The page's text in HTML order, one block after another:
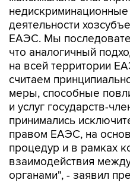
недискриминационные
деятельности
ЕАЭС. Мы
что аналогичный
на всей территории
считаем
меры, способные
и услуг государств-
принимались
правом ЕАЭС, на
процедур и в рамках
взаимодействия
органами", - заявил